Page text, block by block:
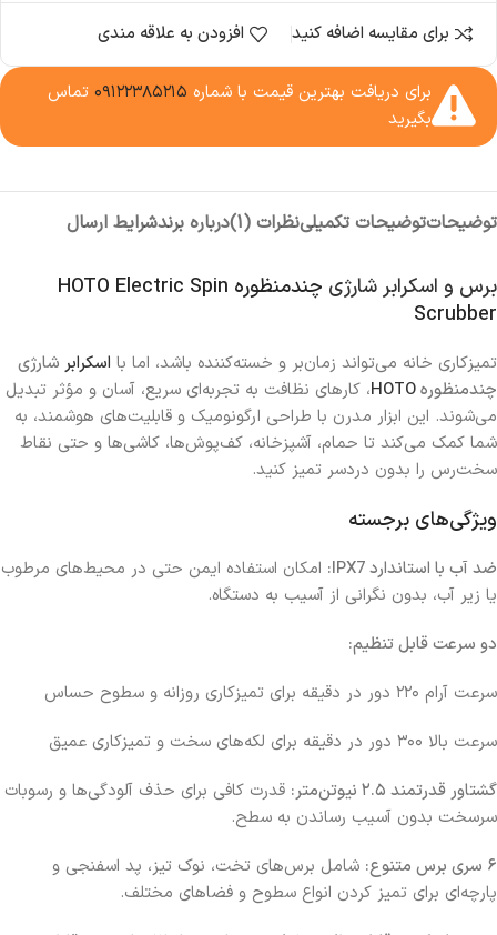
برای مقایسه اضافه کنید افزودن به علاقه مندی
برای دریافت بهترین قیمت با شماره ۰۹۱۲۲۳۸۵۲۱۵ تماس
بگیرید
توضیحاتتوضیحات تکمیلینظرات (1) درباره برندشرایط ارسال
برس و اسکرابر شارژی
چندمنظوره HOTO Electric Spin
Scrubber
تمیزکاری خانه می‌تواند زمان‌بر و خسته‌کننده باشد، اما با اسکرابر شارژی
چندمنظورهHOTO، کارهای نظافت به تجربه‌ای سریع، آسان و مؤثر تبدیل
می‌شوند. این ابزار مدرن با طراحی ارگونومیک و قابلیت‌های هوشمند، به
شما کمک می‌کند تا حمام، آشپزخانه، کف‌پوش‌ها، کاشی‌ها و حتی نقاط
سخت‌رس را بدون دردسر تمیز کنید.
ویژگی‌های برجسته
ضد آب با استاندارد IPX7:
امکان استفاده ایمن حتی در محیط‌های مرطوب
یا زیر آب، بدون نگرانی از آسیب به دستگاه.
دو سرعت قابل تنظیم:
سرعت آرام ۲۲۰ دور در دقیقه برای تمیزکاری روزانه و سطوح حساس
سرعت بالا ۳۰۰ دور در دقیقه برای لکه‌های سخت و تمیزکاری عمیق
گشتاور قدرتمند ۲.۵ نیوتن‌متر:
قدرت کافی برای حذف آلودگی‌ها و رسوبات
سرسخت بدون آسیب رساندن به سطح.
۶ سری برس متنوع:
شامل برس‌های تخت، نوک تیز، پد اسفنجی و
پارچه‌ای برای تمیز کردن انواع سطوح و فضاهای مختلف.